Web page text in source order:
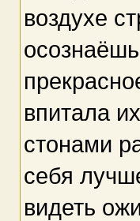
воздухе
впитала
стонами
себя
видеть